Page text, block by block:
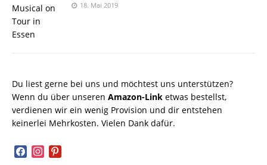
18. Mai 2019
Du liest gerne bei uns und möchtest uns unterstützen?
Wenn du über unseren Amazon-Link etwas bestellst,
verdienen wir ein wenig Provision und dir entstehen
keinerlei Mehrkosten. Vielen Dank dafür.
facebookinstagram
pinterest